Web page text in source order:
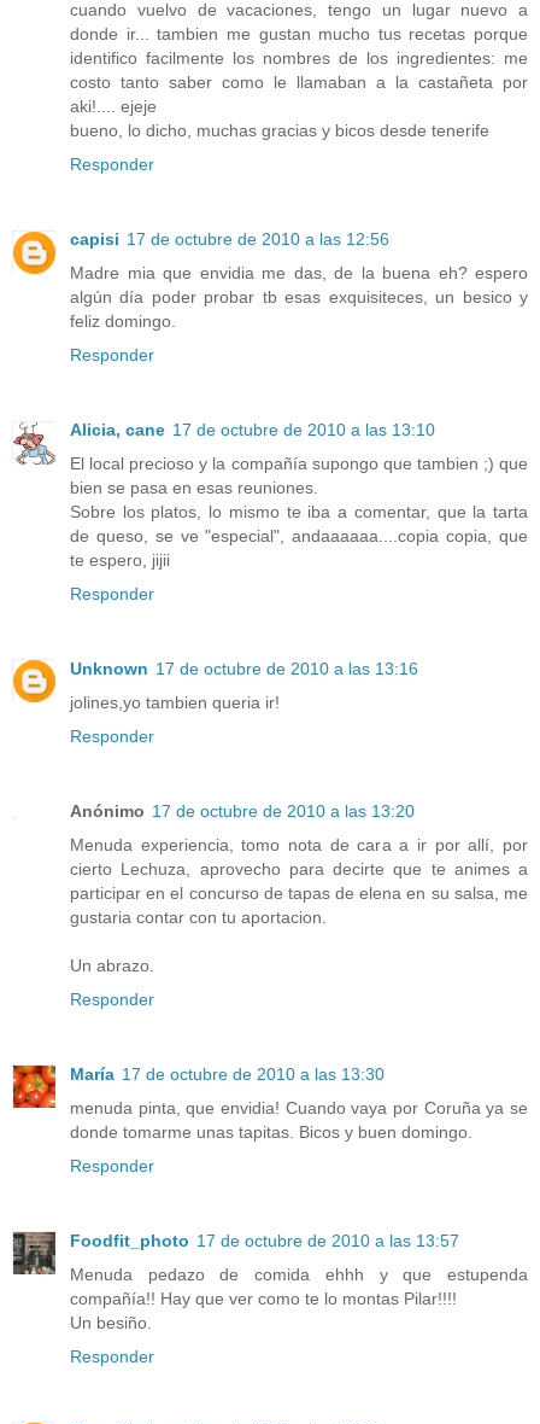
cuando vuelvo de vacaciones, tengo un lugar nuevo a
donde ir... tambien me gustan mucho tus recetas porque
identifico facilmente los nombres de los ingredientes: me
costo tanto saber como le llamaban a la castañeta por
aki!.... ejeje
bueno, lo dicho, muchas gracias y bicos desde tenerife
Responder
capisi 17 de octubre de 2010 a las 12:56
Madre mia que envidia me das, de la buena eh? espero
algún día poder probar tb esas exquisiteces, un besico y
feliz domingo.
Responder
Alicia, cane 17 de octubre de 2010 a las 13:10
El local precioso y la compañía supongo que tambien ;) que
bien se pasa en esas reuniones.
Sobre los platos, lo mismo te iba a comentar, que la tarta
de queso, se ve "especial", andaaaaaa....copia copia, que
te espero, jijii
Responder
Unknown 17 de octubre de 2010 a las 13:16
jolines,yo tambien queria ir!
Responder
Anónimo 17 de octubre de 2010 a las 13:20
Menuda experiencia, tomo nota de cara a ir por allí, por
cierto Lechuza, aprovecho para decirte que te animes a
participar en el concurso de tapas de elena en su salsa, me
gustaria contar con tu aportacion.
Un abrazo.
Responder
María 17 de octubre de 2010 a las 13:30
menuda pinta, que envidia! Cuando vaya por Coruña ya se
donde tomarme unas tapitas. Bicos y buen domingo.
Responder
Foodfit_photo 17 de octubre de 2010 a las 13:57
Menuda pedazo de comida ehhh y que estupenda
compañía!! Hay que ver como te lo montas Pilar!!!!
Un besiño.
Responder